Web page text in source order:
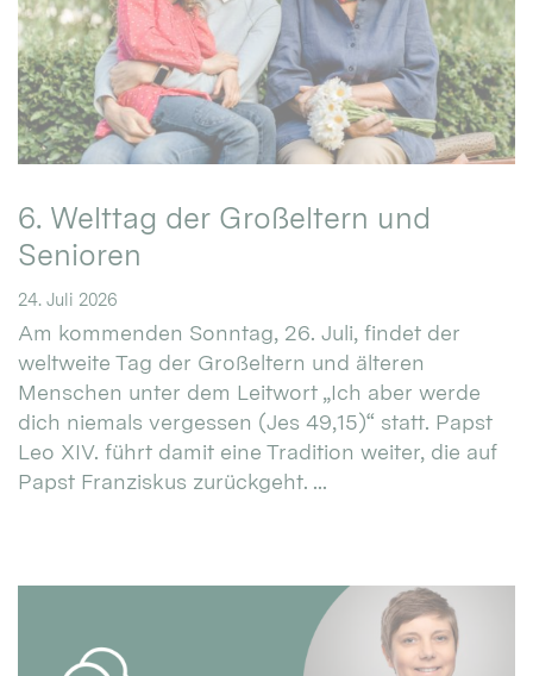
6. Welttag der Großeltern und
Senioren
24. Juli 2026
Am kommenden Sonntag, 26. Juli, findet der
weltweite Tag der Großeltern und älteren
Menschen unter dem Leitwort „Ich aber werde
dich niemals vergessen (Jes 49,15)“ statt. Papst
Leo XIV. führt damit eine Tradition weiter, die auf
Papst Franziskus zurückgeht. ...